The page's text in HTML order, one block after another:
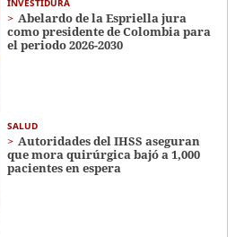
INVESTIDURA
Abelardo de la Espriella jura
como presidente de Colombia para
el periodo 2026-2030
SALUD
Autoridades del IHSS aseguran
que mora quirúrgica bajó a 1,000
pacientes en espera